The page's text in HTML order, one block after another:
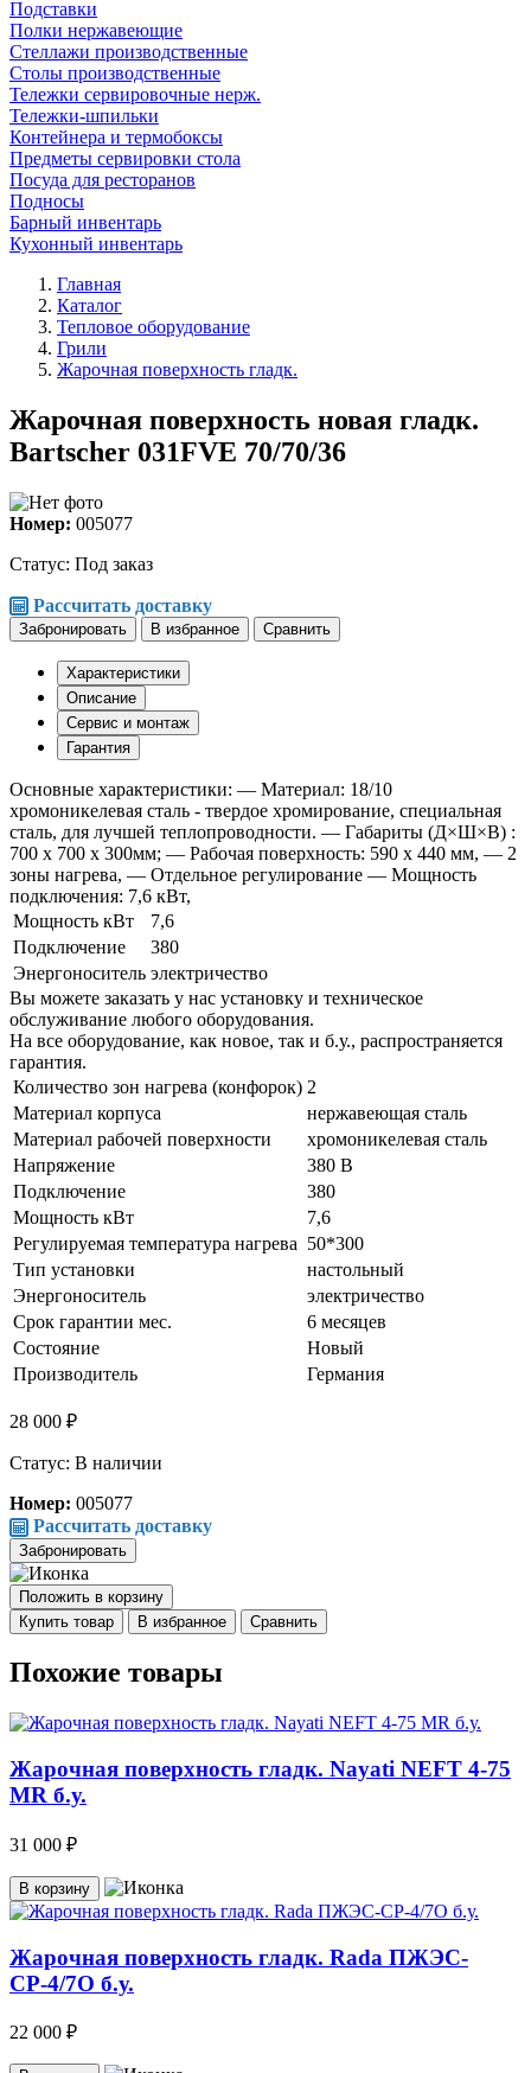
Подставки
Полки нержавеющие
Стеллажи производственные
Столы производственные
Тележки сервировочные нерж.
Тележки-шпильки
Контейнера и термобоксы
Предметы сервировки стола
Посуда для ресторанов
Подносы
Барный инвентарь
Кухонный инвентарь
Главная
Каталог
Тепловое оборудование
Грили
Жарочная поверхность гладк.
Жарочная поверхность новая гладк.
Bartscher 031FVE 70/70/36
Номер: 005077
Статус: Под заказ
Рассчитать доставку
Забронировать В избранное Сравнить
Характеристики
Описание
Сервис и монтаж
Гарантия
Основные характеристики: — Материал: 18/10
хромоникелевая сталь - твердое хромирование, специальная
сталь, для лучшей теплопроводности. — Габариты (Д×Ш×В) :
700 x 700 x 300мм; — Рабочая поверхность: 590 x 440 мм, — 2
зоны нагрева, — Отдельное регулирование — Мощность
подключения: 7,6 кВт,
Мощность кВт
7,6
Подключение
380
Энергоноситель электричество
Вы можете заказать у нас установку и техническое
обслуживание любого оборудования.
На все оборудование, как новое, так и б.у., распространяется
гарантия.
Количество зон нагрева (конфорок) 2
Материал корпуса
нержавеющая сталь
Материал рабочей поверхности
хромоникелевая сталь
Напряжение
380 В
Подключение
380
Мощность кВт
7,6
Регулируемая температура нагрева 50*300
Тип установки
настольный
Энергоноситель
электричество
Срок гарантии мес.
6 месяцев
Состояние
Новый
Производитель
Германия
28 000 ₽
Статус: В наличии
Номер: 005077
Рассчитать доставку
Забронировать
Положить в корзину
Купить товар
В избранное Сравнить
Похожие товары
Жарочная поверхность гладк. Nayati NEFT 4-75
MR б.у.
31 000 ₽
В корзину
Жарочная поверхность гладк. Rada ПЖЭС-
СР-4/7О б.у.
22 000 ₽